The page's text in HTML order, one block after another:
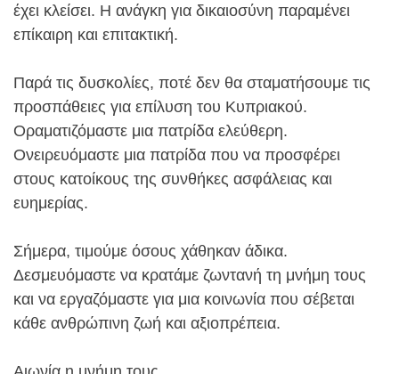
έχει κλείσει. Η ανάγκη για δικαιοσύνη παραμένει
επίκαιρη και επιτακτική.
Παρά τις δυσκολίες, ποτέ δεν θα σταματήσουμε τις
προσπάθειες για επίλυση του Κυπριακού.
Οραματιζόμαστε μια πατρίδα ελεύθερη.
Ονειρευόμαστε μια πατρίδα που να προσφέρει
στους κατοίκους της συνθήκες ασφάλειας και
ευημερίας.
Σήμερα, τιμούμε όσους χάθηκαν άδικα.
Δεσμευόμαστε να κρατάμε ζωντανή τη μνήμη τους
και να εργαζόμαστε για μια κοινωνία που σέβεται
κάθε ανθρώπινη ζωή και αξιοπρέπεια.